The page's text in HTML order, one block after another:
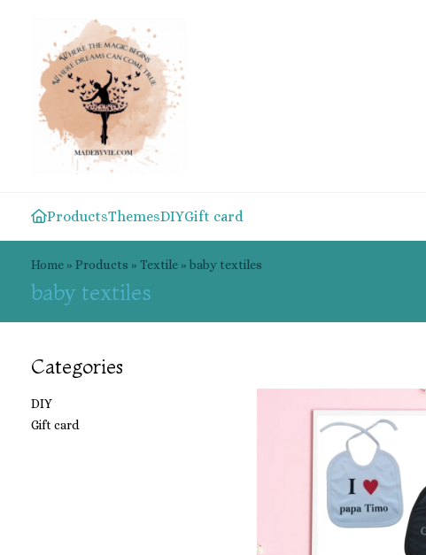
ProductsThemesDIYGift card
Home » Products » Textile » baby textiles
baby textiles
Categories
DIY
Gift card